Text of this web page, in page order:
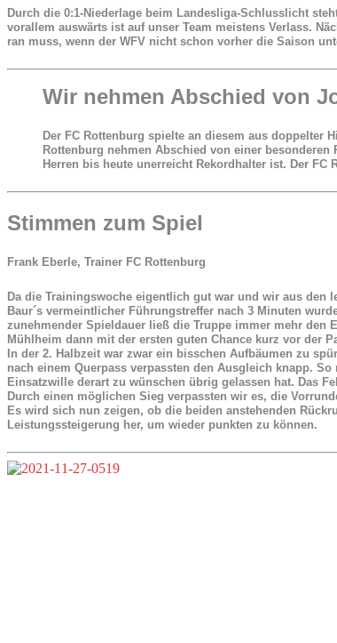
Durch die 0:1-Niederlage beim Landesliga-Schlusslicht
vorallem auswärts ist auf unser Team meistens Verlass.
ran muss, wenn der WFV nicht schon vorher die Saison
Wir nehmen Abschied von
Der FC Rottenburg spielte an diesem aus doppelter
Rottenburg nehmen Abschied von einer
Herren bis heute unerreicht Rekordhalter ist. Der
Stimmen zum Spiel
Frank Eberle, Trainer FC Rottenburg
Da die Trainingswoche eigentlich gut war und wir aus
Baur´s vermeintlicher Führungstreffer nach 3 Minuten
zunehmender Spieldauer ließ die Truppe immer mehr den
Mühlheim dann mit der ersten guten Chance kurz vor der
In der 2. Halbzeit war zwar ein bisschen Aufbäumen zu
nach einem Querpass verpassten den Ausgleich knapp.
Einsatzwille derart zu wünschen übrig gelassen hat. Das
Durch einen möglichen Sieg verpassten wir es, die
Es wird sich nun zeigen, ob die beiden anstehenden
Leistungssteigerung her, um wieder punkten zu können.